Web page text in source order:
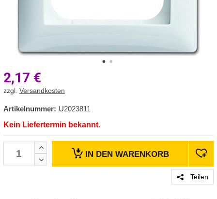
2,17 €
zzgl. Versandkosten
Artikelnummer: U2023811
Kein Liefertermin bekannt.
IN DEN WARENKORB
Teilen